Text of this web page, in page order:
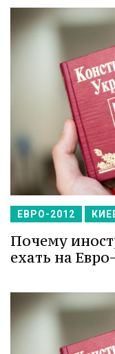
ЕВРО-2012
Почему
ехать на